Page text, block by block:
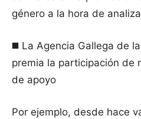
género a la hora de
◼️ La Agencia Gallega de
premia la participación de
de apoyo
Por ejemplo, desde hace